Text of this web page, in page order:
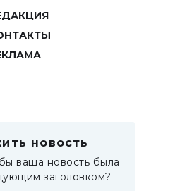
новость
ваша новость была
заголовком?